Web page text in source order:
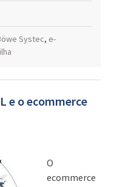
Systec, e-
e o ecommerce
O
ecommerce